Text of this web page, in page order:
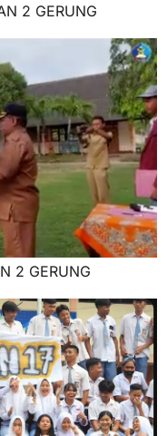
2 GERUNG
2 GERUNG